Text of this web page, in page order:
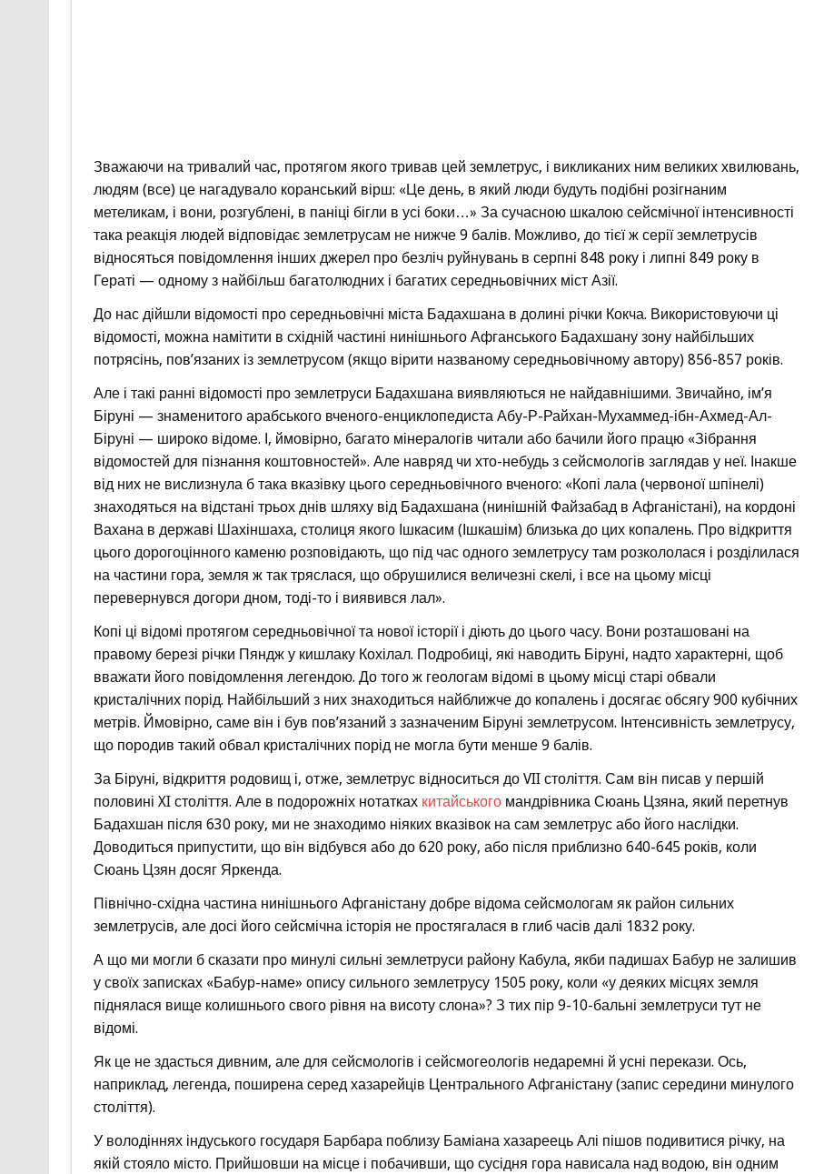
Зважаючи на тривалий час, протягом якого тривав цей землетрус, і викликаних ним великих хвилювань,
людям (все) це нагадувало коранський вірш: «Це день, в який люди будуть подібні розігнаним
метеликам, і вони, розгублені, в паніці бігли в усі боки…» За сучасною шкалою сейсмічної інтенсивності
така реакція людей відповідає землетрусам не нижче 9 балів. Можливо, до тієї ж серії землетрусів
відносяться повідомлення інших джерел про безліч руйнувань в серпні 848 року і липні 849 року в
Гераті — одному з найбільш багатолюдних і багатих середньовічних міст Азії.
До нас дійшли відомості про середньовічні міста Бадахшана в долині річки Кокча. Використовуючи ці
відомості, можна намітити в східній частині нинішнього Афганського Бадахшану зону найбільших
потрясінь, пов’язаних із землетрусом (якщо вірити названому середньовічному автору) 856-857 років.
Але і такі ранні відомості про землетруси Бадахшана виявляються не найдавнішими. Звичайно, ім’я
Біруні — знаменитого арабського вченого-енциклопедиста Абу-Р-Райхан-Мухаммед-ібн-Ахмед-Ал-
Біруні — широко відоме. І, ймовірно, багато мінералогів читали або бачили його працю «Зібрання
відомостей для пізнання коштовностей». Але навряд чи хто-небудь з сейсмологів заглядав у неї. Інакше
від них не вислизнула б така вказівку цього середньовічного вченого: «Копі лала (червоної шпінелі)
знаходяться на відстані трьох днів шляху від Бадахшана (нинішній Файзабад в Афганістані), на кордоні
Вахана в державі Шахіншаха, столиця якого Ішкасим (Ішкашім) близька до цих копалень. Про відкриття
цього дорогоцінного каменю розповідають, що під час одного землетрусу там розкололася і розділилася
на частини гора, земля ж так тряслася, що обрушилися величезні скелі, і все на цьому місці
перевернувся догори дном, тоді-то і виявився лал».
Копі ці відомі протягом середньовічної та нової історії і діють до цього часу. Вони розташовані на
правому березі річки Пяндж у кишлаку Кохілал. Подробиці, які наводить Біруні, надто характерні, щоб
вважати його повідомлення легендою. До того ж геологам відомі в цьому місці старі обвали
кристалічних порід. Найбільший з них знаходиться найближче до копалень і досягає обсягу 900 кубічних
метрів. Ймовірно, саме він і був пов’язаний з зазначеним Біруні землетрусом. Інтенсивність землетрусу,
що породив такий обвал кристалічних порід не могла бути менше 9 балів.
За Біруні, відкриття родовищ і, отже, землетрус відноситься до VII століття. Сам він писав у першій
половині XI століття. Але в подорожніх нотатках китайськогомандрівника Сюань Цзяна, який перетнув
Бадахшан після 630 року, ми не знаходимо ніяких вказівок на сам землетрус або його наслідки.
Доводиться припустити, що він відбувся або до 620 року, або після приблизно 640-645 років, коли
Сюань Цзян досяг Яркенда.
Північно-східна частина нинішнього Афганістану добре відома сейсмологам як район сильних
землетрусів, але досі його сейсмічна історія не простягалася в глиб часів далі 1832 року.
А що ми могли б сказати про минулі сильні землетруси району Кабула, якби падишах Бабур не залишив
у своїх записках «Бабур-наме» опису сильного землетрусу 1505 року, коли «у деяких місцях земля
піднялася вище колишнього свого рівня на висоту слона»? З тих пір 9-10-бальні землетруси тут не
відомі.
Як це не здасться дивним, але для сейсмологів і сейсмогеологів недаремні й усні перекази. Ось,
наприклад, легенда, поширена серед хазарейців Центрального Афганістану (запис середини минулого
століття).
У володіннях індуського государя Барбара поблизу Баміана хазареець Алі пішов подивитися річку, на
якій стояло місто. Прийшовши на місце і побачивши, що сусідня гора нависала над водою, він одним